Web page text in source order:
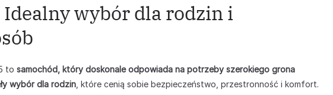
Idealny wybór dla rodzin i
to samochód, który doskonale odpowiada na potrzeby szerokiego grona
wybór dla rodzin , które cenią sobie bezpieczeństwo, przestronność i komfort.